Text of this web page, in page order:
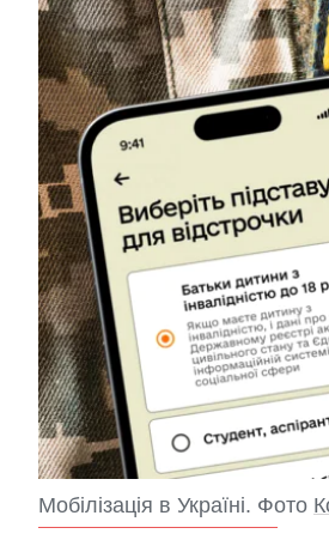
Мобілізація в Україні. Фото